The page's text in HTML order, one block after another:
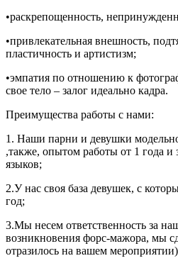
•раскрепощенность,
•привлекательная внешность,
пластичность и артистизм;
•эмпатия по отношению к
свое тело – залог идеально кадра.
Преимущества работы с нами:
1. Наши парни и девушки
,также, опытом работы от 1 года
языков;
2.У нас своя база девушек, с
год;
3.Мы несем ответственность за
возникновения форс-мажора, мы
отразилось на вашем